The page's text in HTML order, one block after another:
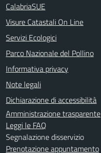
CalabriaSUE
Visure Catastali On Line
Servizi Ecologici
Parco Nazionale del Pollino
Informativa privacy
Note legali
Dichiarazione di accessibilità
Amministrazione trasparente
Leggi le FAQ
Segnalazione disservizio
Prenotazione appuntamento